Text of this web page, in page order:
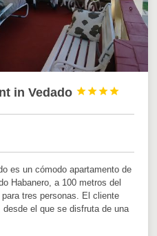
in Vedado 



es un cómodo apartamento de
Habanero, a 100 metros del
tres personas. El cliente
el que se disfruta de una